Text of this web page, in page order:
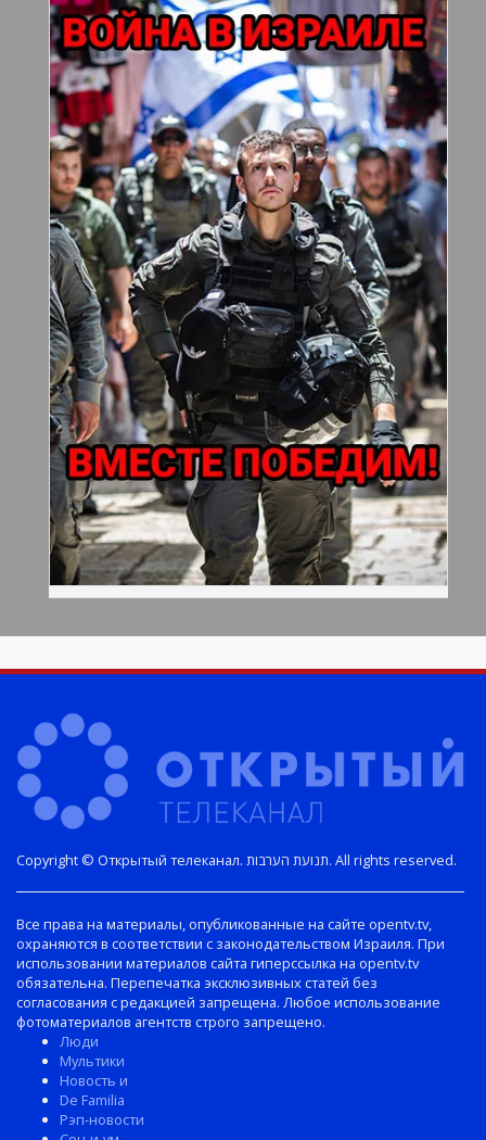
Copyright © Открытый телеканал. תנועת הערבות. All rights reserved.
Все права на материалы, опубликованные на сайте opentv.tv,
охраняются в соответствии с законодательством Израиля. При
использовании материалов сайта гиперссылка на opentv.tv
обязательна. Перепечатка эксклюзивных статей без
согласования с редакцией запрещена. Любое использование
фотоматериалов агентств строго запрещено.
Люди
Мультики
Новость и
De Familia
Рэп-новости